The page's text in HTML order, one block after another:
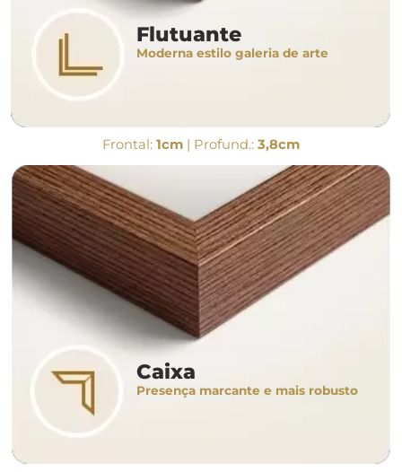
Flutuante
Moderna estilo galeria de arte
Frontal: 1cm | Profund.: 3,8cm
Caixa
Presença marcante e mais robusto